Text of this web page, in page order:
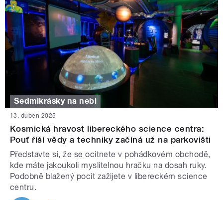
Sedmikrásky na nebi
13. duben 2025
Kosmická hravost libereckého science centra:
Pouť říší vědy a techniky začíná už na parkovišti
Představte si, že se ocitnete v pohádkovém obchodě,
kde máte jakoukoli myslitelnou hračku na dosah ruky.
Podobně blažený pocit zažijete v libereckém science
centru.